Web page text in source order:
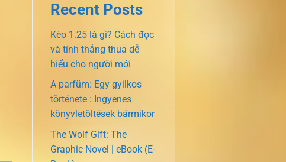
Recent Posts
Kèo 1.25 là gì? Cách đọc
và tính thắng thua dễ
hiểu cho người mới
A parfüm: Egy gyilkos
története : Ingyenes
könyvletöltések bármikor
The Wolf Gift: The
Graphic Novel | eBook (E-